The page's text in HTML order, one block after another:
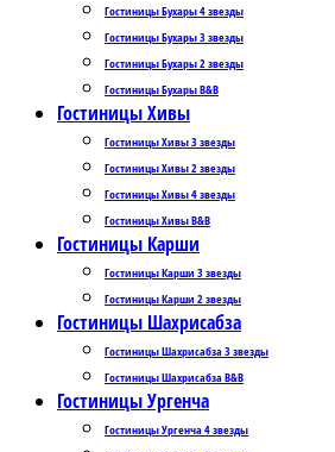
Гостиницы Бухары 4 звезды
Гостиницы Бухары 3 звезды
Гостиницы Бухары 2 звезды
Гостиницы Бухары B&B
Гостиницы Хивы
Гостиницы Хивы 3 звезды
Гостиницы Хивы 2 звезды
Гостиницы Хивы 4 звезды
Гостиницы Хивы B&B
Гостиницы Карши
Гостиницы Карши 3 звезды
Гостиницы Карши 2 звезды
Гостиницы Шахрисабза
Гостиницы Шахрисабза 3 звезды
Гостиницы Шахрисабза B&B
Гостиницы Ургенча
Гостиницы Ургенча 4 звезды